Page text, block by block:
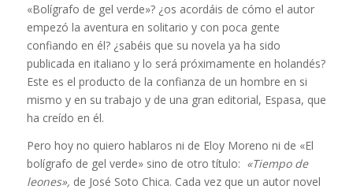
«Bolígrafo de gel verde»? ¿os acordáis de cómo el autor
empezó la aventura en solitario y con poca gente
confiando en él? ¿sabéis que su novela ya ha sido
publicada en italiano y lo será próximamente en holandés?
Este es el producto de la confianza de un hombre en si
mismo y en su trabajo y de una gran editorial, Espasa, que
ha creído en él.
Pero hoy no quiero hablaros ni de Eloy Moreno ni de «El
bolígrafo de gel verde» sino de otro título: «Tiempo de
leones», de José Soto Chica. Cada vez que un autor novel